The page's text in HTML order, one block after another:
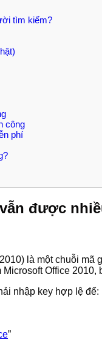
tìm kiếm?
công
phí
được
là một chuỗi mã
Office
nhập key hợp lệ để:
”